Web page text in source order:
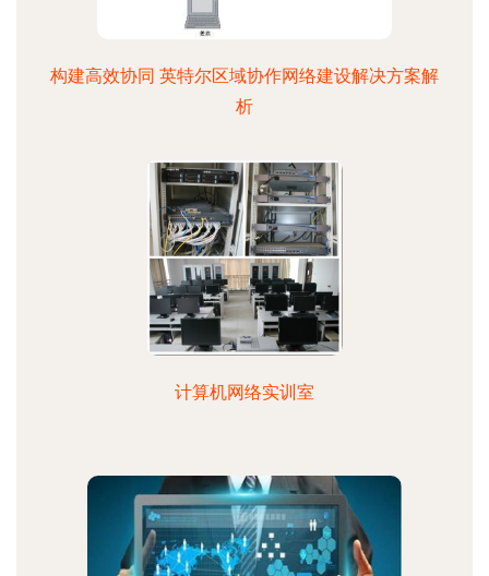
构建高效协同 英特尔区域协作网络建设解决方案解
析
计算机网络实训室